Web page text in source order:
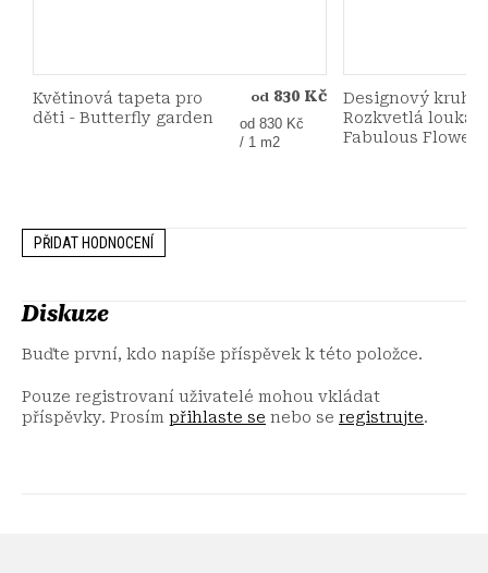
Květinová tapeta pro
děti - Butterfly garden
od 830 Kč
Měrná
cena:
od 830 Kč
/ 1 m2
Designový kruh
Rozkvetlá louka –
Fabulous Flowers
PŘIDAT HODNOCENÍ
Diskuze
Buďte první, kdo napíše příspěvek k této položce.
Pouze registrovaní uživatelé mohou vkládat
příspěvky. Prosím přihlaste se nebo se registrujte.